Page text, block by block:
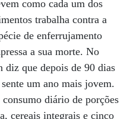
como cada um dos
trabalha contra a
de enferrujamento
a sua morte. No
diz que depois de 90 dias
um ano mais jovem.
diário de porções
cereais integrais e cinco